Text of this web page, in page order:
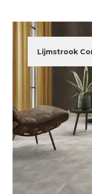
Lijmstrook